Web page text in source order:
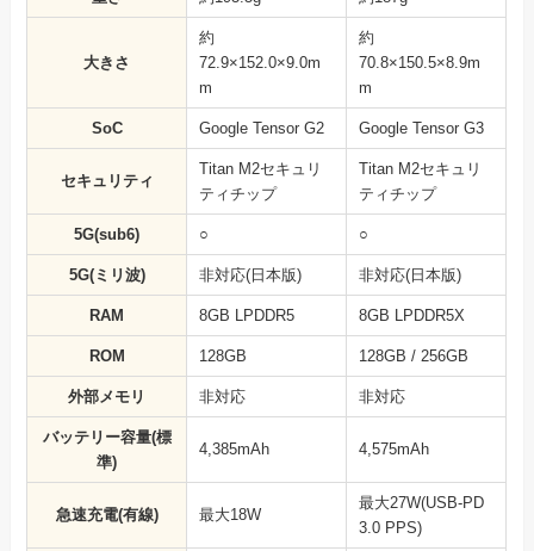
大きさ
約
72.9×152.0×9.0m
m
約
70.8×150.5×8.9m
m
SoC Google Tensor G2 Google Tensor G3
セキュリティ
Titan M2セキュリ
ティチップ
Titan M2セキュリ
ティチップ
5G(sub6) ○ ○
5G(ミリ波) 非対応(日本版) 非対応(日本版)
RAM 8GB LPDDR5 8GB LPDDR5X
ROM 128GB 128GB / 256GB
外部メモリ 非対応 非対応
バッテリー容量(標
準)
4,385mAh 4,575mAh
急速充電(有線) 最大18W
最大27W(USB-PD
3.0 PPS)